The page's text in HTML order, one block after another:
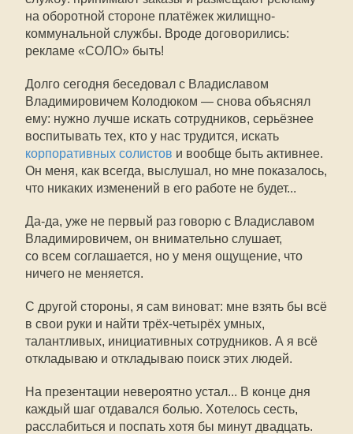
на оборотной стороне платёжек жилищно-
коммунальной службы. Вроде договорились:
рекламе «СОЛО» быть!
Долго сегодня беседовал с Владиславом
Владимировичем Колодюком — снова объяснял
ему: нужно лучше искать сотрудников, серьёзнее
воспитывать тех, кто у нас трудится, искать
корпоративных солистов и вообще быть активнее.
Он меня, как всегда, выслушал, но мне показалось,
что никаких изменений в его работе не будет...
Да-да, уже не первый раз говорю с Владиславом
Владимировичем, он внимательно слушает,
со всем соглашается, но у меня ощущение, что
ничего не меняется.
С другой стороны, я сам виноват: мне взять бы всё
в свои руки и найти трёх-четырёх умных,
талантливых, инициативных сотрудников. А я всё
откладываю и откладываю поиск этих людей.
На презентации невероятно устал... В конце дня
каждый шаг отдавался болью. Хотелось сесть,
расслабиться и поспать хотя бы минут двадцать.